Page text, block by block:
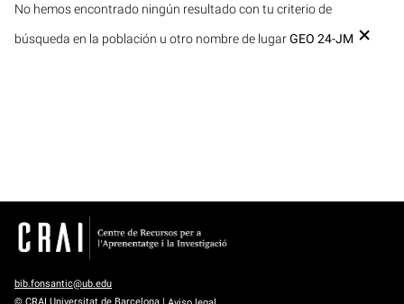
No hemos encontrado ningún resultado con tu criterio de
búsqueda en la población u otro nombre de lugarGEO 24-JM
bib.fonsantic@ub.edu